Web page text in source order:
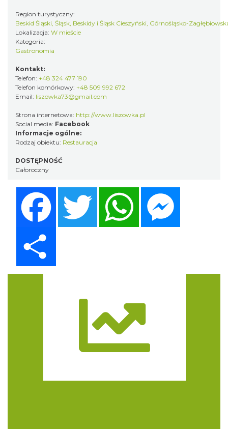
Region turystyczny:
Beskid Śląski, Śląsk, Beskidy i Śląsk Cieszyński, Górnośląsko-
Lokalizacja: W mieście
Kategoria:
Gastronomia
Kontakt:
Telefon: +48 324 477 190
Telefon komórkowy: +48 509 992 672
Email: liszowka73@gmail.com
Strona internetowa: http://www.liszowka.pl
Social media: Facebook
Informacje ogólne:
Rodzaj obiektu: Restauracja
DOSTĘPNOŚĆ
Całoroczny
Twitter WhatsApp